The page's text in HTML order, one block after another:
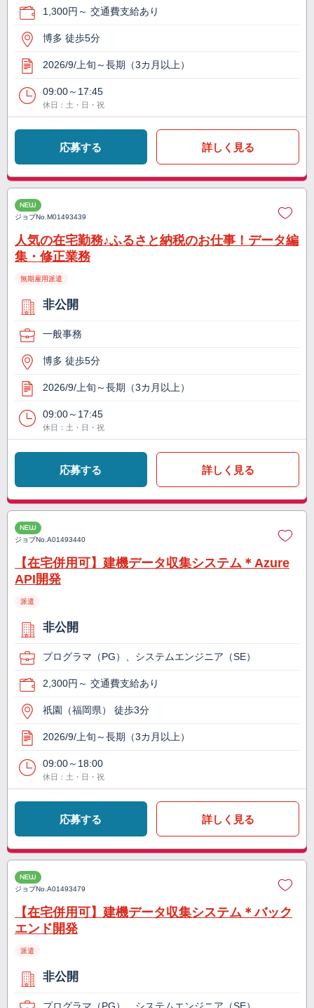
1,300円～ 交通費支給あり
博多 徒歩5分
2026/9/上旬～長期（3カ月以上）
09:00～17:45
休日：土・日・祝
応募する 詳しく見る
NEW
ジョブNo.M01493439
人気の在宅勤務♪ふるさと納税のお仕事！データ編
集・修正業務
無期雇用派遣
非公開
一般事務
博多 徒歩5分
2026/9/上旬～長期（3カ月以上）
09:00～17:45
休日：土・日・祝
応募する 詳しく見る
NEW
ジョブNo.A01493440
【在宅併用可】建機データ収集システム＊Azure
API開発
派遣
非公開
プログラマ（PG）、システムエンジニア（SE）
2,300円～ 交通費支給あり
祇園（福岡県） 徒歩3分
2026/9/上旬～長期（3カ月以上）
09:00～18:00
休日：土・日・祝
応募する 詳しく見る
NEW
ジョブNo.A01493479
【在宅併用可】建機データ収集システム＊バック
エンド開発
派遣
非公開